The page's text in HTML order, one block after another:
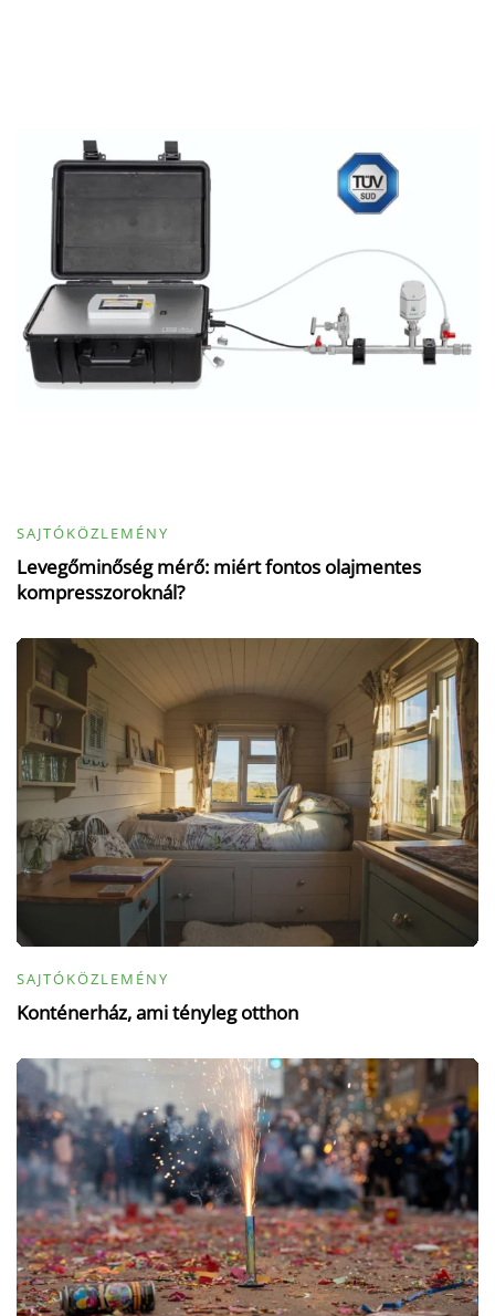
SAJTÓKÖZLEMÉNY
Levegőminőség mérő: miért fontos olajmentes
kompresszoroknál?
SAJTÓKÖZLEMÉNY
Konténerház, ami tényleg otthon